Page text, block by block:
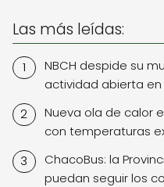
Las más leídas:
NBCH despide su
actividad abierta en
Nueva ola de calor
con temperaturas
ChacoBus: la
puedan seguir los